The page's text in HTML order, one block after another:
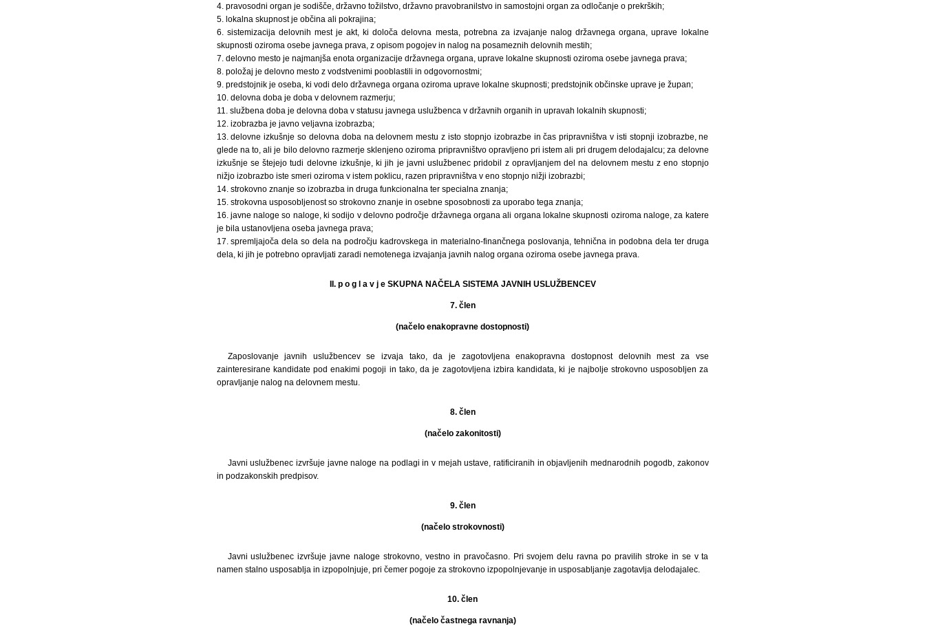
4. pravosodni organ je sodišče, državno tožilstvo, državno pravobranilstvo in samostojni organ za odločanje o prekrških;
5. lokalna skupnost je občina ali pokrajina;
6. sistemizacija delovnih mest je akt, ki določa delovna mesta, potrebna za izvajanje nalog državnega organa, uprave lokalne
skupnosti oziroma osebe javnega prava, z opisom pogojev in nalog na posameznih delovnih mestih;
7. delovno mesto je najmanjša enota organizacije državnega organa, uprave lokalne skupnosti oziroma osebe javnega prava;
8. položaj je delovno mesto z vodstvenimi pooblastili in odgovornostmi;
9. predstojnik je oseba, ki vodi delo državnega organa oziroma uprave lokalne skupnosti; predstojnik občinske uprave je župan;
10. delovna doba je doba v delovnem razmerju;
11. službena doba je delovna doba v statusu javnega uslužbenca v državnih organih in upravah lokalnih skupnosti;
12. izobrazba je javno veljavna izobrazba;
13. delovne izkušnje so delovna doba na delovnem mestu z isto stopnjo izobrazbe in čas pripravništva v isti stopnji izobrazbe, ne
glede na to, ali je bilo delovno razmerje sklenjeno oziroma pripravništvo opravljeno pri istem ali pri drugem delodajalcu; za delovne
izkušnje se štejejo tudi delovne izkušnje, ki jih je javni uslužbenec pridobil z opravljanjem del na delovnem mestu z eno stopnjo
nižjo izobrazbo iste smeri oziroma v istem poklicu, razen pripravništva v eno stopnjo nižji izobrazbi;
14. strokovno znanje so izobrazba in druga funkcionalna ter specialna znanja;
15. strokovna usposobljenost so strokovno znanje in osebne sposobnosti za uporabo tega znanja;
16. javne naloge so naloge, ki sodijo v delovno področje državnega organa ali organa lokalne skupnosti oziroma naloge, za katere
je bila ustanovljena oseba javnega prava;
17. spremljajoča dela so dela na področju kadrovskega in materialno-finančnega poslovanja, tehnična in podobna dela ter druga
dela, ki jih je potrebno opravljati zaradi nemotenega izvajanja javnih nalog organa oziroma osebe javnega prava.
II. p o g l a v j e SKUPNA NAČELA SISTEMA JAVNIH USLUŽBENCEV
7. člen
(načelo enakopravne dostopnosti)
Zaposlovanje javnih uslužbencev se izvaja tako, da je zagotovljena enakopravna dostopnost delovnih mest za vse
zainteresirane kandidate pod enakimi pogoji in tako, da je zagotovljena izbira kandidata, ki je najbolje strokovno usposobljen za
opravljanje nalog na delovnem mestu.
8. člen
(načelo zakonitosti)
Javni uslužbenec izvršuje javne naloge na podlagi in v mejah ustave, ratificiranih in objavljenih mednarodnih pogodb, zakonov
in podzakonskih predpisov.
9. člen
(načelo strokovnosti)
Javni uslužbenec izvršuje javne naloge strokovno, vestno in pravočasno. Pri svojem delu ravna po pravilih stroke in se v ta
namen stalno usposablja in izpopolnjuje, pri čemer pogoje za strokovno izpopolnjevanje in usposabljanje zagotavlja delodajalec.
10. člen
(načelo častnega ravnanja)